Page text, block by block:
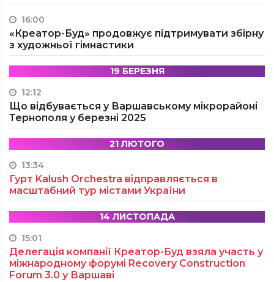
16:00
«Креатор-Буд» продовжує підтримувати збірну
з художньої гімнастики
19 БЕРЕЗНЯ
12:12
Що відбувається у Варшавському мікрорайоні
Тернополя у березні 2025
21 ЛЮТОГО
13:34
Гурт Kalush Orchestra відправляється в
масштабний тур містами України
14 ЛИСТОПАДА
15:01
Делегація компанії Креатор-Буд взяла участь у
міжнародному форумі Recovery Construction
Forum 3.0 у Варшаві